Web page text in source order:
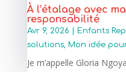
À l’étalage avec
responsabilité
Avr 9, 2026 Enfants
solutions, Mon idée
Je m’appelle Gloria